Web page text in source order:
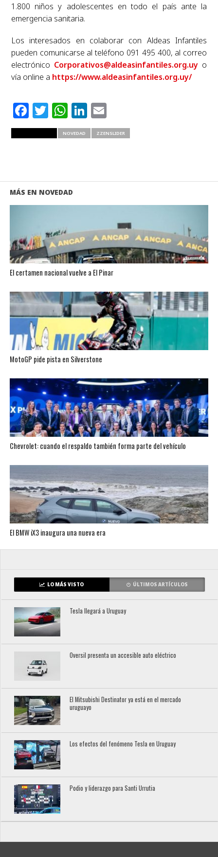
1.800 niños y adolescentes en todo el país ante la
emergencia sanitaria.
Los interesados en colaborar con Aldeas Infantiles
pueden comunicarse al teléfono 091 495 400, al correo
electrónico Corporativos@aldeasinfantiles.org.uy o
vía online a https://www.aldeasinfantiles.org.uy/
Facebook
Twitter
WhatsApp
LinkedIn
Email
NOVEDAD ZZENSLIDER
MÁS EN NOVEDAD
El certamen nacional vuelve a El Pinar
MotoGP pide pista en Silverstone
Chevrolet: cuando el respaldo también forma parte del vehículo
El BMW iX3 inaugura una nueva era
LO MÁS VISTO ÚLTIMOS ARTÍCULOS
Tesla llegará a Uruguay
Oversil presenta un accesible auto eléctrico
El Mitsubishi Destinator ya está en el mercado
uruguayo
Los efectos del fenómeno Tesla en Uruguay
Podio y liderazgo para Santi Urrutia